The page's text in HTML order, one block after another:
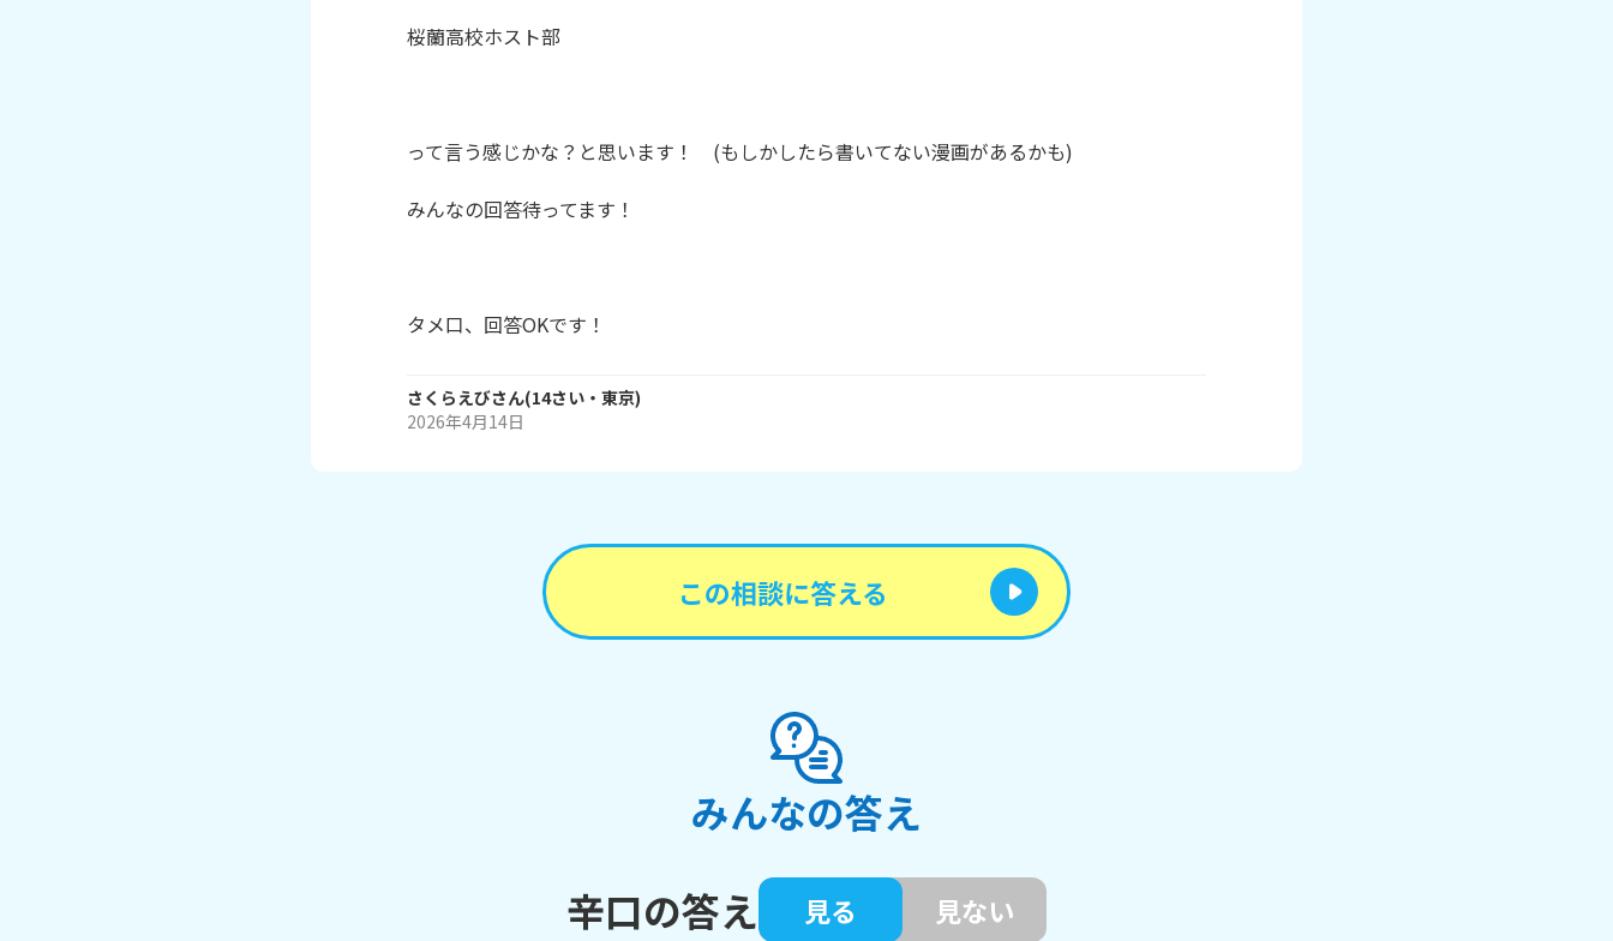
桜蘭高校ホスト部
って言う感じかな？と思います！　(もしかしたら書いてない漫画があるかも)
みんなの回答待ってます！
タメ口、回答OKです！
さくらえびさん(14さい・ 東京)
2026年4月14日
この相談に答える
みんなの答え
辛口の答え
見る 見ない